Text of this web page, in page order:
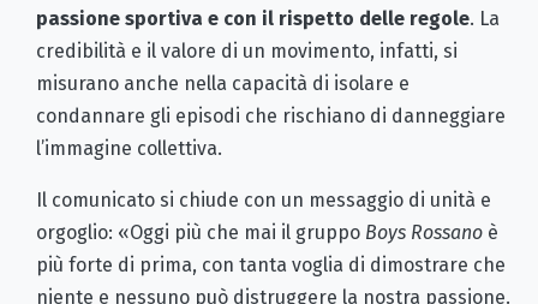
passione sportiva e con il rispetto delle regole. La
credibilità e il valore di un movimento, infatti, si
misurano anche nella capacità di isolare e
condannare gli episodi che rischiano di danneggiare
l’immagine collettiva.
Il comunicato si chiude con un messaggio di unità e
orgoglio: «Oggi più che mai il gruppo Boys Rossano è
più forte di prima, con tanta voglia di dimostrare che
niente e nessuno può distruggere la nostra passione.